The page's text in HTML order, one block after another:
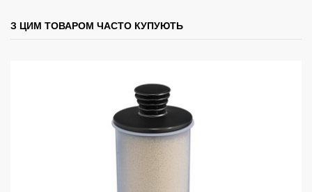
r
З ЦИМ ТОВАРОМ ЧАСТО КУПУЮТЬ